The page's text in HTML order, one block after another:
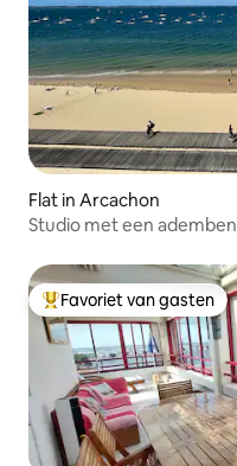
Flat in Arcachon
Studio met een
Topfavoriet van gasten
Favoriet van gasten